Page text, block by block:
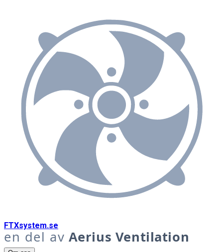
FTXsystem.se
en del av Aerius Ventilation